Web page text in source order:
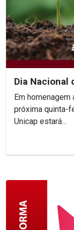
Dia Nacional
Em
próxima quinta-
Unicap estará...